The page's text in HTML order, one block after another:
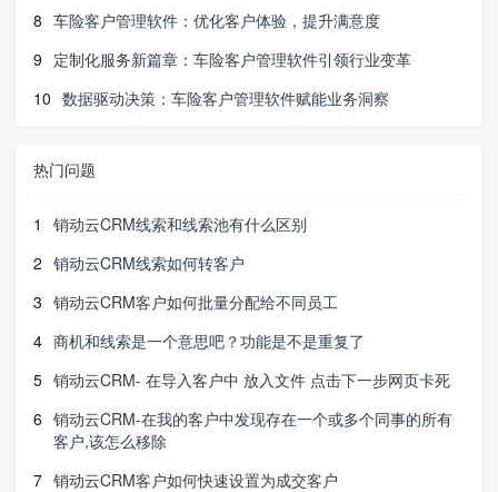
8 车险客户管理软件：优化客户体验，提升满意度
9 定制化服务新篇章：车险客户管理软件引领行业变革
10 数据驱动决策：车险客户管理软件赋能业务洞察
热门问题
1
销动云CRM线索和线索池有什么区别
2 销动云CRM线索如何转客户
3 销动云CRM客户如何批量分配给不同员工
4 商机和线索是一个意思吧？功能是不是重复了
5 销动云CRM- 在导入客户中 放入文件 点击下一步网页卡死
6 销动云CRM-在我的客户中发现存在一个或多个同事的所有
客户,该怎么移除
7 销动云CRM客户如何快速设置为成交客户